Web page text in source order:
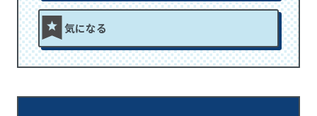
気になる